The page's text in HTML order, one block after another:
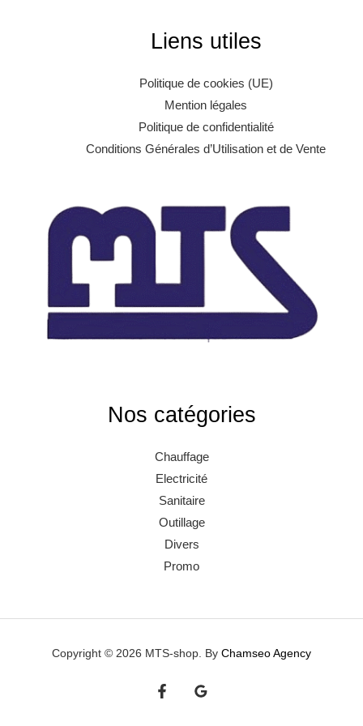
Liens utiles
Politique de cookies (UE)
Mention légales
Politique de confidentialité
Conditions Générales d’Utilisation et de Vente
Nos catégories
Chauffage
Electricité
Sanitaire
Outillage
Divers
Promo
Copyright © 2026 MTS-shop. By Chamseo Agency